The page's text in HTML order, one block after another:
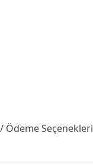
Ödeme Seçenekleri